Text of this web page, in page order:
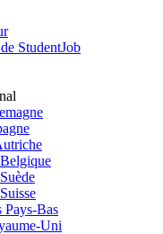
StudentJob
Pays-Bas
Uni